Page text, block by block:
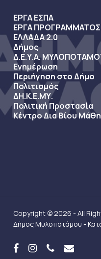
ΕΡΓΑ ΕΣΠΑ
ΕΡΓΑ ΠΡΟΓΡΑΜΜΑΤΟΣ
ΕΛΛΑΔΑ 2.0
Δήμος
Δ.Ε.Υ.Α.
Ενημέρωση
Περιήγηση στο Δήμο
Πολιτισμός
ΔΗ.Κ.Ε.ΜΥ.
Πολιτική Προστασία
Κέντρο Δια Βίου
Copyright © 2026 - All
Δήμος Μυλοποτάμου -
facebookinstagramphoneemail